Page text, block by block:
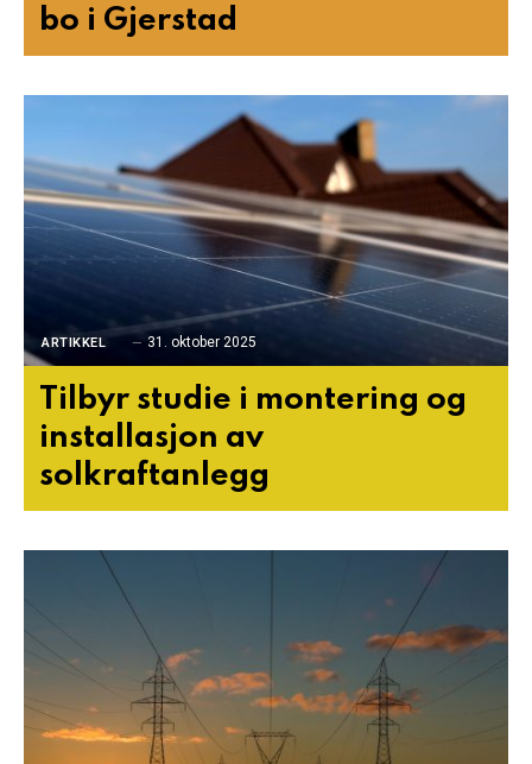
bo i Gjerstad
ARTIKKEL 31. oktober 2025
Tilbyr studie i montering og
installasjon av
solkraftanlegg